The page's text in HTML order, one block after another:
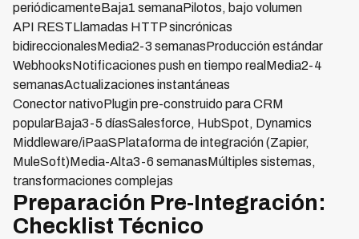
periódicamenteBaja1 semanaPilotos, bajo volumen
API RESTLlamadas HTTP sincrónicas
bidireccionalesMedia2-3 semanasProducción estándar
WebhooksNotificaciones push en tiempo realMedia2-4
semanasActualizaciones instantáneas
Conector nativoPlugin pre-construido para CRM
popularBaja3-5 díasSalesforce, HubSpot, Dynamics
Middleware/iPaaSPlataforma de integración (Zapier,
MuleSoft)Media-Alta3-6 semanasMúltiples sistemas,
transformaciones complejas
Preparación Pre-Integración:
Checklist Técnico